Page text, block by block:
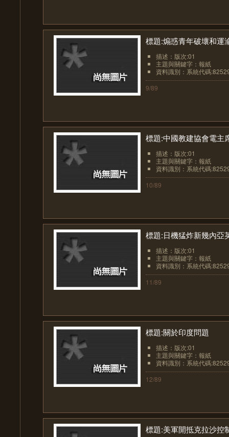
標題:煽惑青年破壞和運
描述：版次:01
主題與關鍵字：報紙
資料識別：系統代碼
9/89
標題:中國教建協會電主
描述：版次:01
主題與關鍵字：報紙
資料識別：系統代碼
10/89
標題:日機猛炸新幾內亞
描述：版次:01
主題與關鍵字：報紙
資料識別：系統代碼
11/89
標題:關於印度問題
描述：版次:01
主題與關鍵字：報紙
資料識別：系統代碼
12/89
標題:美軍開抵克拉沙控